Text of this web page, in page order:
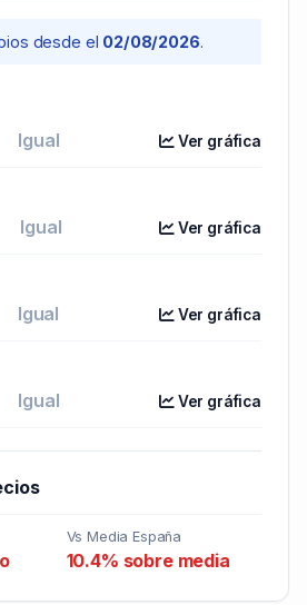
desde el 02/08/2026.
Igual Ver gráfica
Igual Ver gráfica
Igual Ver gráfica
Igual Ver gráfica
Vs Media España
10.4% sobre media